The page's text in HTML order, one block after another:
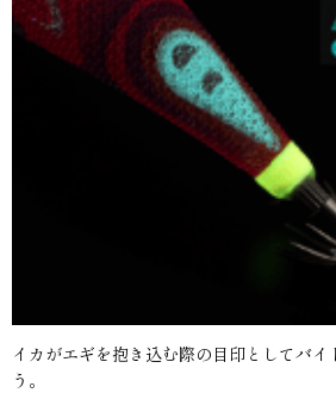
イカがエギを抱き込む際の目印としてバイ
う。